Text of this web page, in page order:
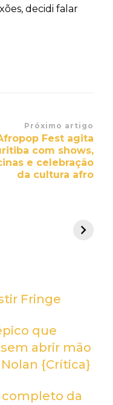
decidi falar
Próximo artigo
Fest agita
com shows,
e celebração
da cultura afro
Fringe
que
abrir mão
{Crítica}
completo da